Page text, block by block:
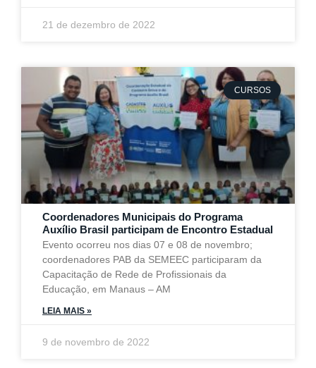
21 de dezembro de 2022
CURSOS
Coordenadores Municipais do Programa
Auxílio Brasil participam de Encontro Estadual
Evento ocorreu nos dias 07 e 08 de novembro;
coordenadores PAB da SEMEEC participaram da
Capacitação de Rede de Profissionais da
Educação, em Manaus – AM
LEIA MAIS »
9 de novembro de 2022